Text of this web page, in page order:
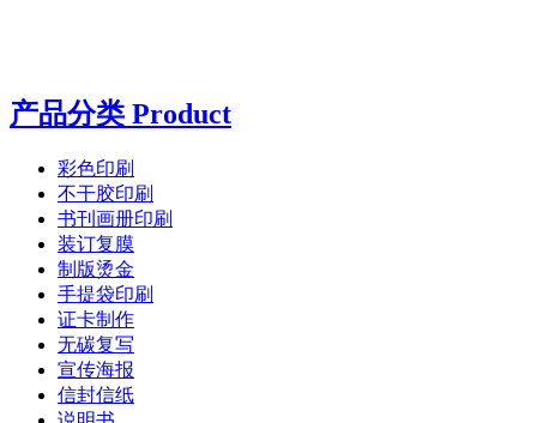
产品分类 Product
彩色印刷
不干胶印刷
书刊画册印刷
装订复膜
制版烫金
手提袋印刷
证卡制作
无碳复写
宣传海报
信封信纸